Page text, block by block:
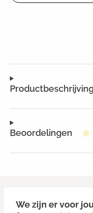
Beoordelingen
We zijn er voor